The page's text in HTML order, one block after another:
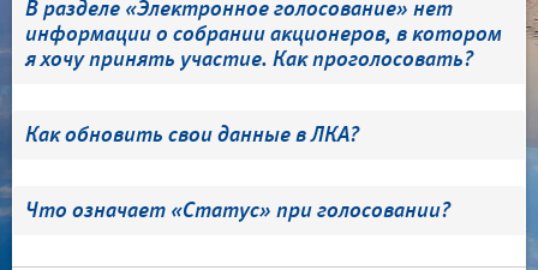
В разделе «Электронное голосование» нет
информации о собрании акционеров, в котором
я хочу принять участие. Как проголосовать?
Как обновить свои данные в ЛКА?
Что означает «Статус» при голосовании?